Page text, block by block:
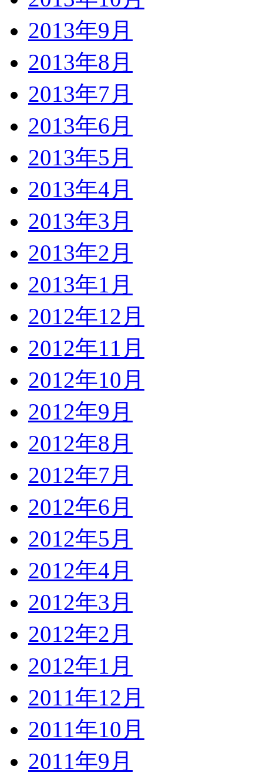
2013年9月
2013年8月
2013年7月
2013年6月
2013年5月
2013年4月
2013年3月
2013年2月
2013年1月
2012年12月
2012年11月
2012年10月
2012年9月
2012年8月
2012年7月
2012年6月
2012年5月
2012年4月
2012年3月
2012年2月
2012年1月
2011年12月
2011年10月
2011年9月